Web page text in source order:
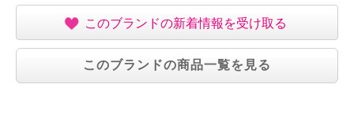
このブランドの新着情報を受け取る
このブランドの商品一覧を見る